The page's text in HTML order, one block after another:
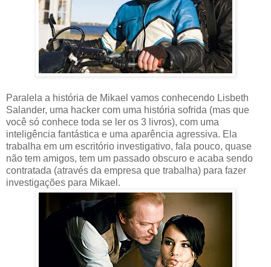
Paralela a história de Mikael vamos conhecendo Lisbeth
Salander, uma hacker com uma história sofrida (mas que
você só conhece toda se ler os 3 livros), com uma
inteligência fantástica e uma aparência agressiva. Ela
trabalha em um escritório investigativo, fala pouco, quase
não tem amigos, tem um passado obscuro e acaba sendo
contratada (através da empresa que trabalha) para fazer
investigações para Mikael.